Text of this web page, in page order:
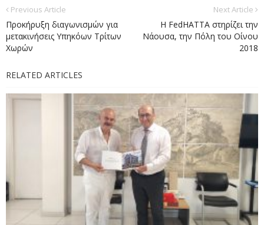
Previous Article
Προκήρυξη διαγωνισμών για
μετακινήσεις Υπηκόων Τρίτων
Χωρών
Next Article
Η FedHATTA στηρίζει την
Νάουσα, την Πόλη του Οίνου
2018
RELATED ARTICLES